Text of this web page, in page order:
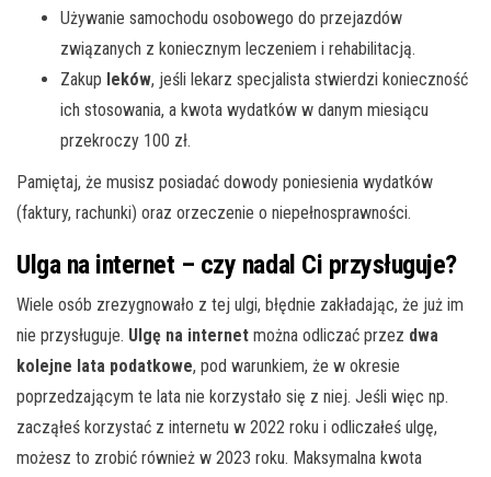
Używanie samochodu osobowego do przejazdów
związanych z koniecznym leczeniem i rehabilitacją.
Zakup leków, jeśli lekarz specjalista stwierdzi konieczność
ich stosowania, a kwota wydatków w danym miesiącu
przekroczy 100 zł.
Pamiętaj, że musisz posiadać dowody poniesienia wydatków
(faktury, rachunki) oraz orzeczenie o niepełnosprawności.
Ulga na internet – czy nadal Ci przysługuje?
Wiele osób zrezygnowało z tej ulgi, błędnie zakładając, że już im
nie przysługuje. Ulgę na internet można odliczać przez dwa
kolejne lata podatkowe, pod warunkiem, że w okresie
poprzedzającym te lata nie korzystało się z niej. Jeśli więc np.
zacząłeś korzystać z internetu w 2022 roku i odliczałeś ulgę,
możesz to zrobić również w 2023 roku. Maksymalna kwota